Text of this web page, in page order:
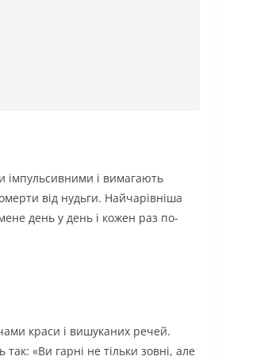
імпульсивними і вимагають
від нудьги. Найчарівніша
день у день і кожен раз по-
краси і вишуканих речей.
«Ви гарні не тільки зовні, але